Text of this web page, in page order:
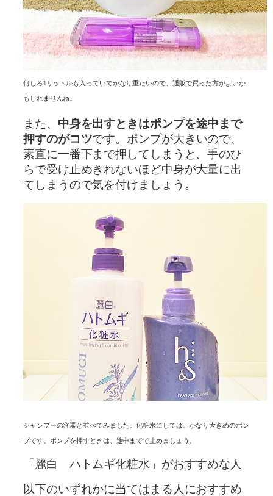
何しろ1リットルも入っていてかなり重たいので、通販で買った方がよいか
もしれませんね。
また、 中身を出すときはポンプを途中まで
押すのがコツです。ポンプが大きいので、
素直に一番下まで押してしまうと、手のひ
らで受け止めきれないほど中身が大量に出
てしまうので気を付けましょう。
シャンプーの容器と並べてみました。化粧水にしては、かなり大きめのポン
プです。ポンプを押すときは、途中までで止めましょう。
「麗白 ハトムギ化粧水」がおすすめな人
以下のいずれかに当てはまる人におすすめ